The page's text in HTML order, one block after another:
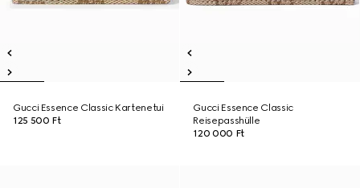
Gucci Essence Classic Kartenetui
125 500 Ft
Gucci Essence Classic
Reisepasshülle
120 000 Ft